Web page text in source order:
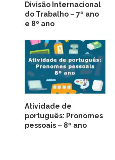
Divisão Internacional
do Trabalho – 7º ano
e 8º ano
Atividade de
português: Pronomes
pessoais – 8º ano